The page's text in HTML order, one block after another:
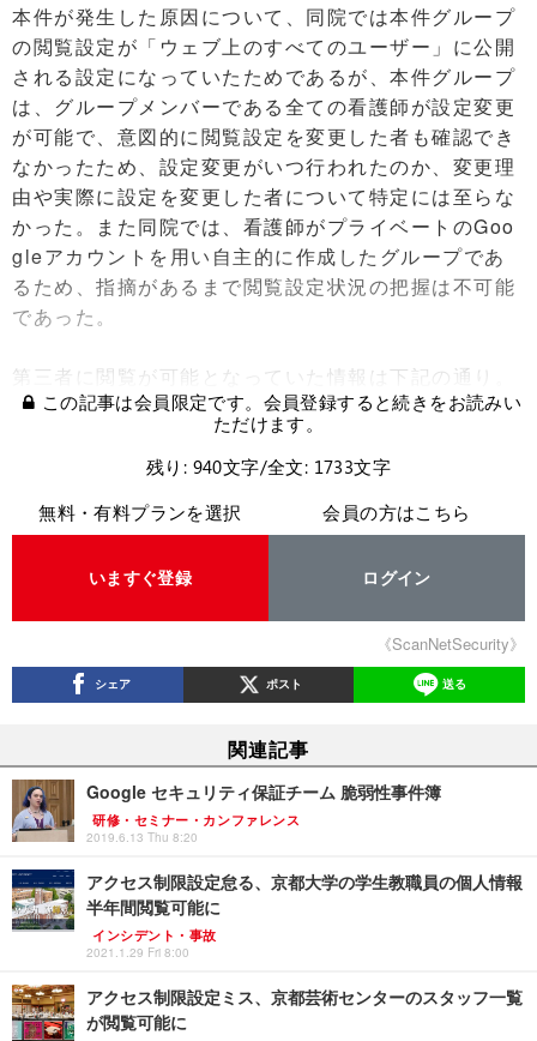
本件が発生した原因について、同院では本件グループ
の閲覧設定が「ウェブ上のすべてのユーザー」に公開
される設定になっていたためであるが、本件グループ
は、グループメンバーである全ての看護師が設定変更
が可能で、意図的に閲覧設定を変更した者も確認でき
なかったため、設定変更がいつ行われたのか、変更理
由や実際に設定を変更した者について特定には至らな
かった。また同院では、看護師がプライベートのGoo
gleアカウントを用い自主的に作成したグループであ
るため、指摘があるまで閲覧設定状況の把握は不可能
であった。
第三者に閲覧が可能となっていた情報は下記の通り。
この記事は会員限定です。会員登録すると続きをお読みい
ただけます。
残り: 940文字/全文: 1733文字
無料・有料プランを選択
いますぐ登録
会員の方はこちら
ログイン
《ScanNetSecurity》
シェア ポスト 送る
関連記事
Google セキュリティ保証チーム 脆弱性事件簿
研修・セミナー・カンファレンス
2019.6.13 Thu 8:20
アクセス制限設定怠る、京都大学の学生教職員の個人情報
半年間閲覧可能に
インシデント・事故
2021.1.29 Fri 8:00
アクセス制限設定ミス、京都芸術センターのスタッフ一覧
が閲覧可能に